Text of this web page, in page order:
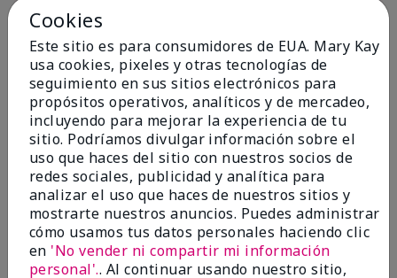
¿Dónde encaja la fragancia Mary
Kay® True Optimism™ Eau de
Parfum?
Inspiración de la
fragancia
Sobre Mary Kay® True Optimism™
Cookies
Este sitio es para consumidores de EUA. Mary Kay
usa cookies, pixeles y otras tecnologías de
seguimiento en sus sitios electrónicos para
propósitos operativos, analíticos y de mercadeo,
incluyendo para mejorar la experiencia de tu
sitio. Podríamos divulgar información sobre el
uso que haces del sitio con nuestros socios de
redes sociales, publicidad y analítica para
analizar el uso que haces de nuestros sitios y
mostrarte nuestros anuncios. Puedes administrar
cómo usamos tus datos personales haciendo clic
en 'No vender ni compartir mi información
personal'.. Al continuar usando nuestro sitio,